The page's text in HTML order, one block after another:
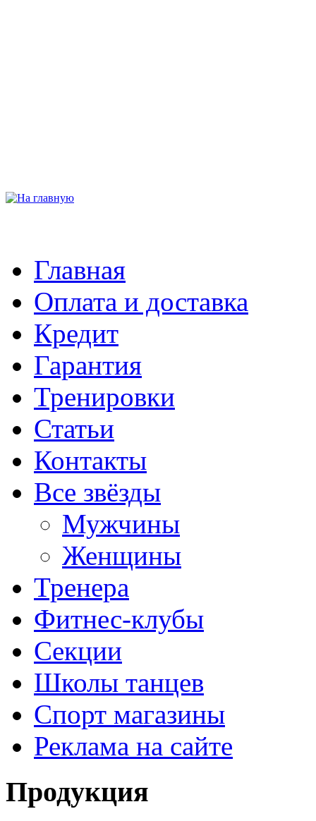
Главная
Оплата и доставка
Кредит
Гарантия
Тренировки
Статьи
Контакты
Все звёзды
Мужчины
Женщины
Тренера
Фитнес-клубы
Секции
Школы танцев
Спорт магазины
Реклама на сайте
Продукция